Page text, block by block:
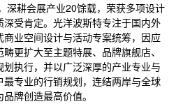
深耕会展产业20馀载，荣获多项设计
受肯定。光洋波斯特专注于国内外
业空间设计与活动专案统筹，因应
更扩大至主题特展、品牌旗舰店、
执行，并以广泛深厚的产业专业与
专业的行销规划，连结两岸与全球
牌创造最高价值。